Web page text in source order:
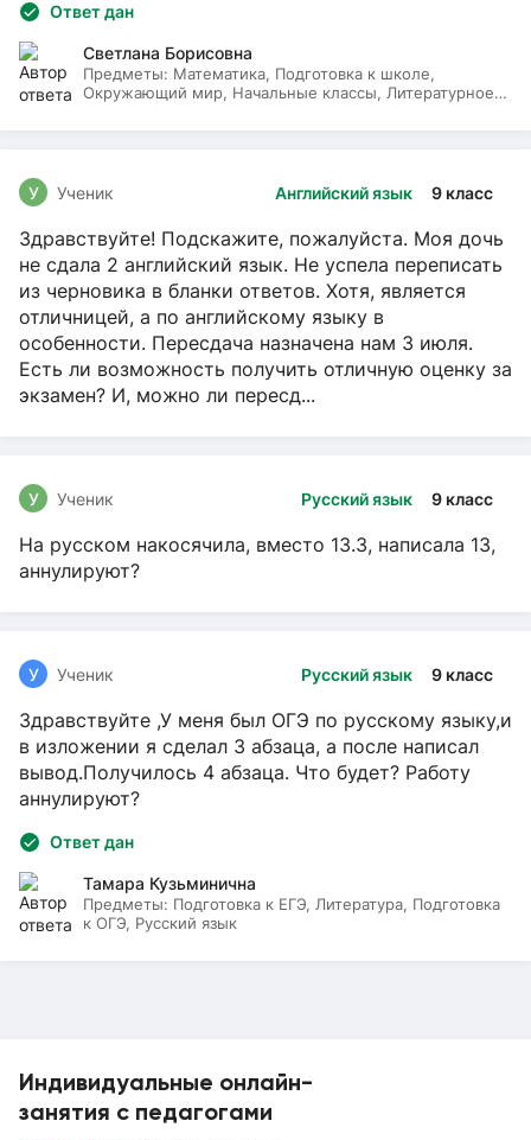
Индивидуальные онлайн-
занятия с педагогами
Ответ дан
Светлана Борисовна
Предметы: Математика, Подготовка к школе,
Окружающий мир, Начальные классы, Литературное
Английский язык 9 класс
У Ученик
Здравствуйте! Подскажите, пожалуйста. Моя дочь
не сдала 2 английский язык. Не успела переписать
из черновика в бланки ответов. Хотя, является
отличницей, а по английскому языку в
особенности. Пересдача назначена нам 3 июля.
Есть ли возможность получить отличную оценку за
экзамен? И, можно ли пересд...
Русский язык 9 класс
У Ученик
На русском накосячила, вместо 13.3, написала 13,
аннулируют?
Русский язык 9 класс
У Ученик
Здравствуйте ,У меня был ОГЭ по русскому языку,и
в изложении я сделал 3 абзаца, а после написал
вывод.Получилось 4 абзаца. Что будет? Работу
аннулируют?
Ответ дан
Тамара Кузьминична
Предметы: Подготовка к ЕГЭ, Литература, Подготовка
к ОГЭ, Русский язык